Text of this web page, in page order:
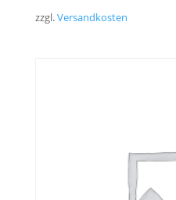
zzgl.Versandkosten